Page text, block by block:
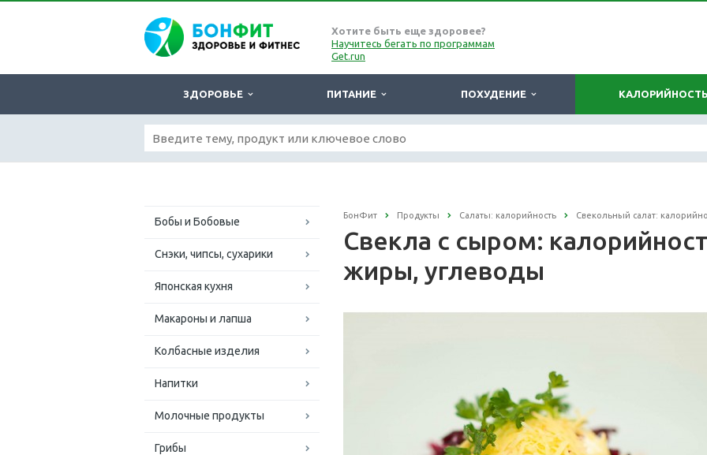
Хотите быть еще здоровее?
Научитесь бегать по программам
Get.run
ЗДОРОВЬЕ ПИТАНИЕ ПОХУДЕНИЕ КАЛОРИЙНОСТЬ
Бобы и Бобовые
Снэки, чипсы, сухарики
Японская кухня
Макароны и лапша
Колбасные изделия
Напитки
Молочные продукты
Грибы
БонФит Продукты Салаты: калорийность Свекольный салат:
Свекла с сыром:
жиры, углеводы